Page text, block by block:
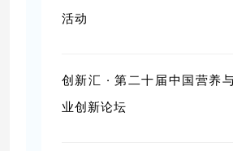
活动
创新汇 · 第二十届中国营养
业创新论坛